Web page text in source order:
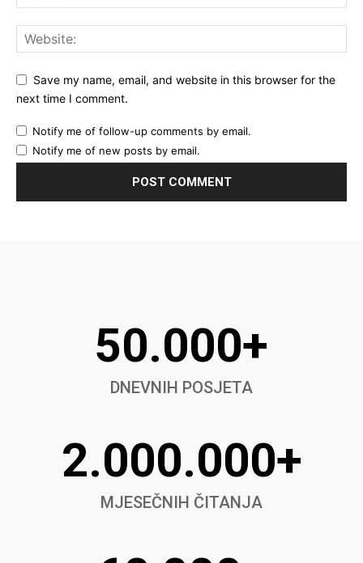
Save my name, email, and website in this browser for the
next time I comment.
Notify me of follow-up comments by email.
Notify me of new posts by email.
50.000+
DNEVNIH POSJETA
2.000.000+
MJESEČNIH ČITANJA